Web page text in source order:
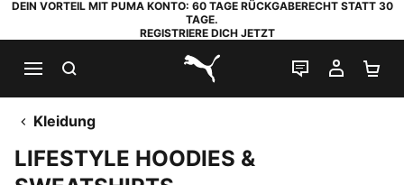
DEIN VORTEIL MIT PUMA KONTO: 60 TAGE RÜCKGABERECHT STATT 30
TAGE.
REGISTRIERE DICH JETZT
PUMA.com
LIVE-CHAT
MEIN
Kleidung
LIFESTYLE HOODIES &